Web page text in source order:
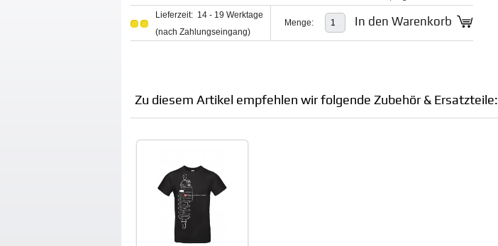
Lieferzeit: 14 - 19 Werktage
(nach Zahlungseingang)
Menge: In den Warenkorb
Zu diesem Artikel empfehlen wir folgende Zubehör & Ersatzteile: